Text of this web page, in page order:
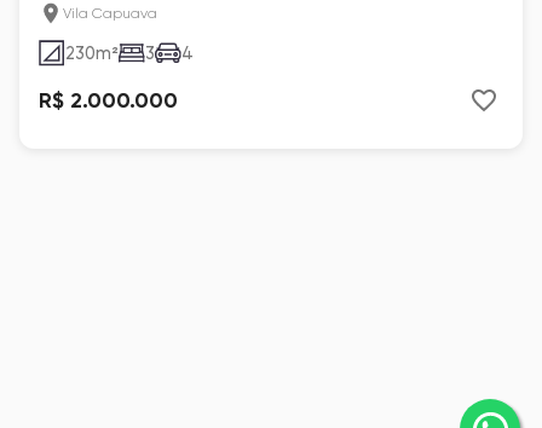
Vila Capuava
230m² 3 4
R$ 2.000.000